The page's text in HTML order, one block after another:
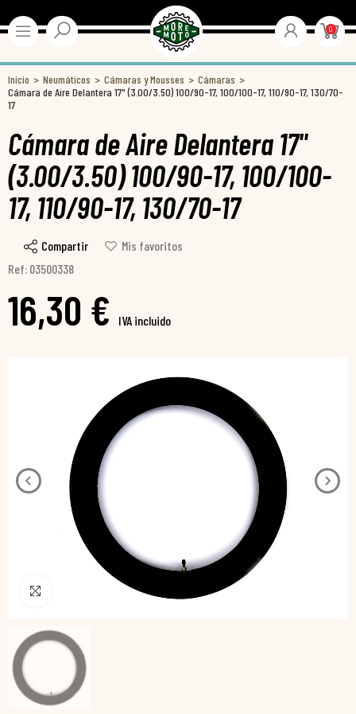
0
Inicio Neumáticos Cámaras y Mousses
Cámaras
Cámara de Aire Delantera 17" (3.00/3.50) 100/90-17, 100/100-17, 110/90-17, 130/70-
17
Cámara de Aire Delantera 17"
(3.00/3.50) 100/90-17, 100/100-
17, 110/90-17, 130/70-17
Compartir
Mis favoritos
Ref: 03500338
16,30 € IVA incluido
Pincha para agrandar